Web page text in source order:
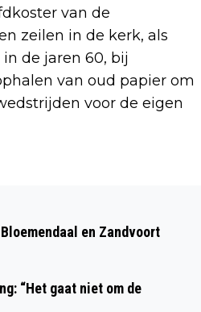
van de
zeilen in de kerk, als
de jaren 60, bij
van oud papier om
voor de eigen
GEOPEND
en Zandvoort
“Het gaat niet om de